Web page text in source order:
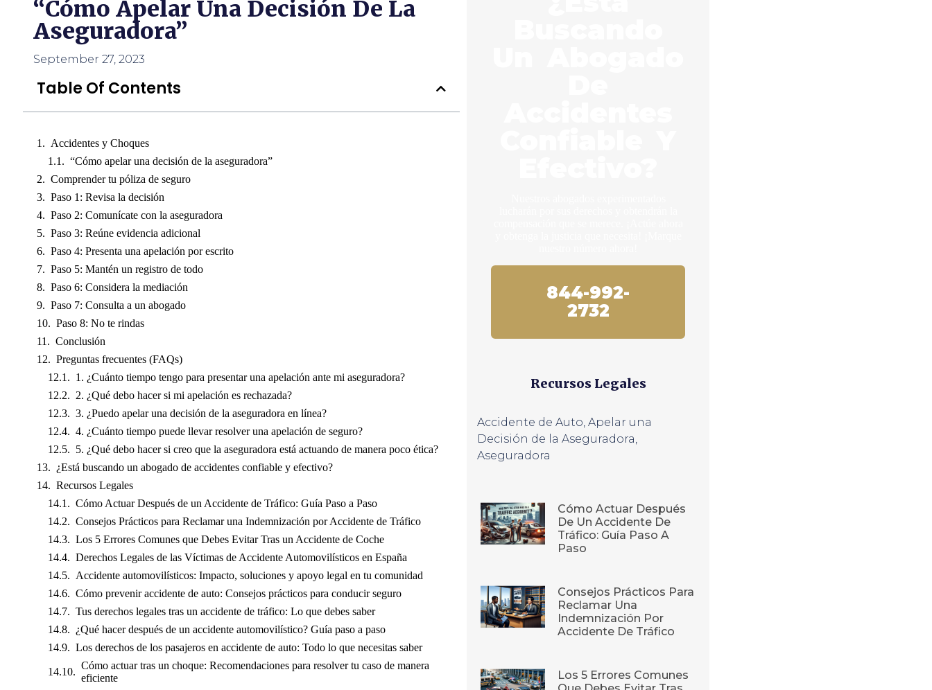
usando
pantalla;
Control-
“Cómo Apelar Una Decisión De La
Aseguradora”
September 27, 2023
Table Of Contents
Accidentes y Choques
“Cómo apelar una decisión de la aseguradora”
Comprender tu póliza de seguro
Paso 1: Revisa la decisión
Paso 2: Comunícate con la aseguradora
Paso 3: Reúne evidencia adicional
Paso 4: Presenta una apelación por escrito
Paso 5: Mantén un registro de todo
Paso 6: Considera la mediación
Paso 7: Consulta a un abogado
Paso 8: No te rindas
Conclusión
Preguntas frecuentes (FAQs)
1. ¿Cuánto tiempo tengo para presentar una apelación ante mi aseguradora?
2. ¿Qué debo hacer si mi apelación es rechazada?
3. ¿Puedo apelar una decisión de la aseguradora en línea?
4. ¿Cuánto tiempo puede llevar resolver una apelación de seguro?
5. ¿Qué debo hacer si creo que la aseguradora está actuando de manera poco ética?
¿Está buscando un abogado de accidentes confiable y efectivo?
Recursos Legales
Cómo Actuar Después de un Accidente de Tráfico: Guía Paso a Paso
Consejos Prácticos para Reclamar una Indemnización por Accidente de Tráfico
Los 5 Errores Comunes que Debes Evitar Tras un Accidente de Coche
Derechos Legales de las Víctimas de Accidente Automovilísticos en España
Accidente automovilísticos: Impacto, soluciones y apoyo legal en tu comunidad
Cómo prevenir accidente de auto: Consejos prácticos para conducir seguro
Tus derechos legales tras un accidente de tráfico: Lo que debes saber
¿Qué hacer después de un accidente automovilístico? Guía paso a paso
Los derechos de los pasajeros en accidente de auto: Todo lo que necesitas saber
Cómo actuar tras un choque: Recomendaciones para resolver tu caso de manera
eficiente
844-992-
2732
Recursos Legales
Accidente de Auto, Apelar una
Decisión de la Aseguradora,
Aseguradora
Cómo Actuar Después
De Un Accidente De
Tráfico: Guía Paso A
Paso
Consejos Prácticos Para
Reclamar Una
Indemnización Por
Accidente De Tráfico
Los 5 Errores Comunes